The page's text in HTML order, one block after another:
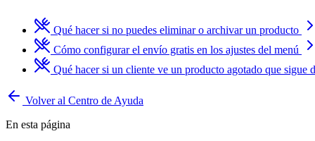
Qué hacer si no puedes eliminar o archivar un producto
Cómo configurar el envío gratis en los ajustes del menú
Qué hacer si un cliente ve un producto agotado que sigue
Volver al Centro de Ayuda
En esta página